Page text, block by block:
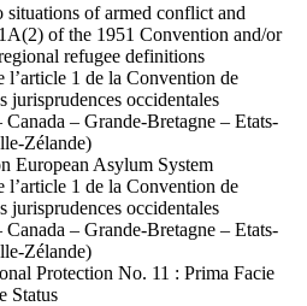
situations of armed conflict and
of the 1951 Convention and/or
refugee definitions
l’article 1 de la Convention de
jurisprudences occidentales
– Grande-Bretagne – Etats-
Zélande)
European Asylum System
l’article 1 de la Convention de
jurisprudences occidentales
– Grande-Bretagne – Etats-
Zélande)
Protection No. 11 : Prima Facie
Status